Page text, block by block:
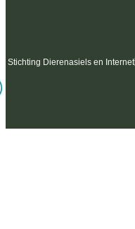
Stichting Dierenasiels en Internet